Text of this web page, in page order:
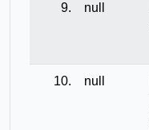
9. null
10. null